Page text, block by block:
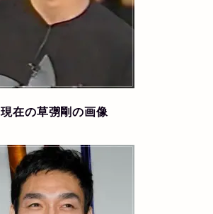
現在の草彅剛の画像